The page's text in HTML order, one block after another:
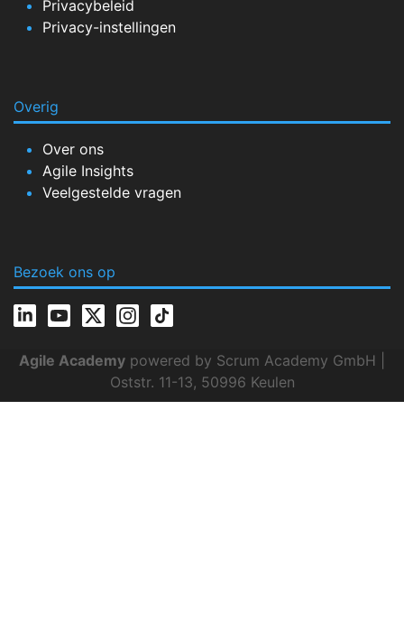
Privacybeleid
Privacy-instellingen
Overig
Over ons
Agile Insights
Veelgestelde vragen
Bezoek ons op
Agile Academy powered by Scrum Academy GmbH |
Oststr. 11-13, 50996 Keulen